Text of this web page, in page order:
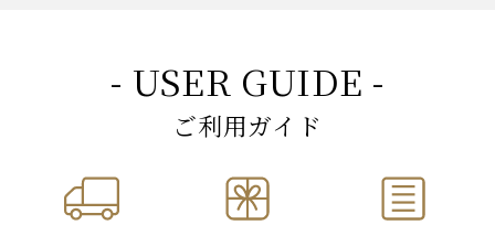
- USER GUIDE -
ご利用ガイド